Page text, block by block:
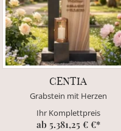
CENTIA
Grabstein mit Herzen
Ihr Komplettpreis
ab 5.381,25 € €*